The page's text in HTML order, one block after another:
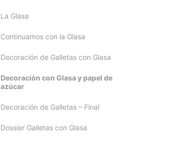
La Glasa
Continuamos con la Glasa
Decoración de Galletas con Glasa
Decoración con Glasa y papel de
azúcar
Decoración de Galletas – Final
Dossier Galletas con Glasa